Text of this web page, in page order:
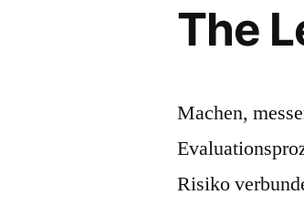
The
Machen,
Risiko